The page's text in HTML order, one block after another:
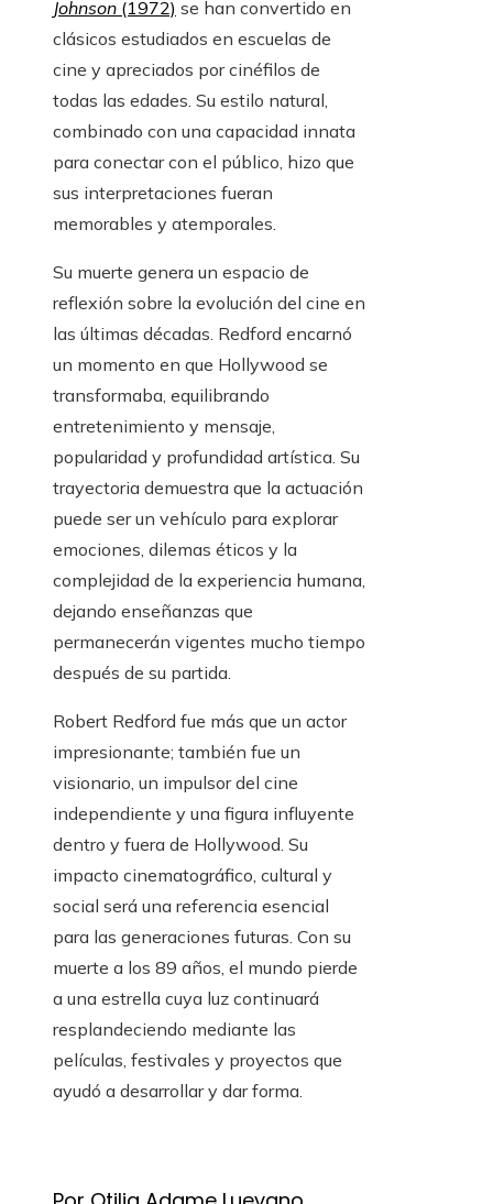
Johnson (1972) se han convertido en
clásicos estudiados en escuelas de
cine y apreciados por cinéfilos de
todas las edades. Su estilo natural,
combinado con una capacidad innata
para conectar con el público, hizo que
sus interpretaciones fueran
memorables y atemporales.
Su muerte genera un espacio de
reflexión sobre la evolución del cine en
las últimas décadas. Redford encarnó
un momento en que Hollywood se
transformaba, equilibrando
entretenimiento y mensaje,
popularidad y profundidad artística. Su
trayectoria demuestra que la actuación
puede ser un vehículo para explorar
emociones, dilemas éticos y la
complejidad de la experiencia humana,
dejando enseñanzas que
permanecerán vigentes mucho tiempo
después de su partida.
Robert Redford fue más que un actor
impresionante; también fue un
visionario, un impulsor del cine
independiente y una figura influyente
dentro y fuera de Hollywood. Su
impacto cinematográfico, cultural y
social será una referencia esencial
para las generaciones futuras. Con su
muerte a los 89 años, el mundo pierde
a una estrella cuya luz continuará
resplandeciendo mediante las
películas, festivales y proyectos que
ayudó a desarrollar y dar forma.